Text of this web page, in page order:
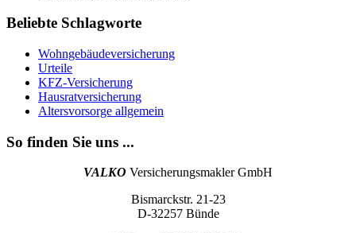
Beliebte Schlagworte
Wohngebäudeversicherung
Urteile
KFZ-Versicherung
Hausratversicherung
Altersvorsorge allgemein
So finden Sie uns ...
VALKO Versicherungsmakler GmbH
Bismarckstr. 21-23
D-32257 Bünde